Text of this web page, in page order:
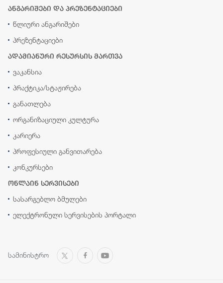
ანგარიშები და პრეზენტაციები
წლიური ანგარიშები
პრეზენტაციები
ადამიანური რესურსის მართვა
ვაკანსია
პრაქტიკა/სტაჟირება
განათლება
ორგანიზაციული კულტურა
კარიერა
პროფესიული განვითარება
კონკურსები
ონლაინ სერვისები
სასარგებლო ბმულები
ელექტრონული სერვისების პორტალი
სამინისტრო